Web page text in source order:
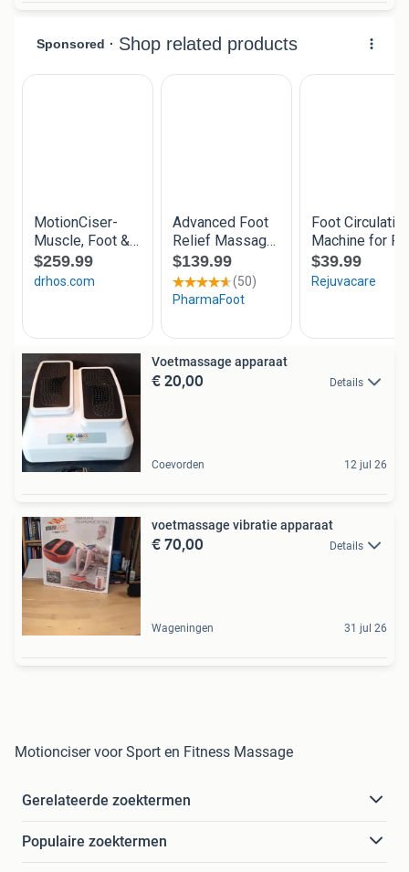
Voetmassage apparaat
€ 20,00 Details
Coevorden 12 jul 26
voetmassage vibratie apparaat
€ 70,00 Details
Wageningen 31 jul 26
Motionciser voor Sport en Fitness Massage
Gerelateerde zoektermen
Populaire zoektermen